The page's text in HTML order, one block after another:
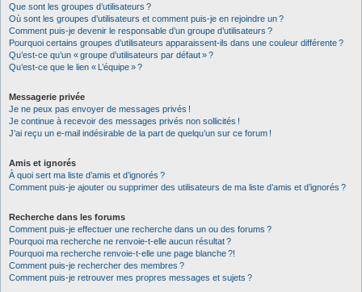
Que sont les groupes d’utilisateurs ?
Où sont les groupes d’utilisateurs et comment puis-je en rejoindre un ?
Comment puis-je devenir le responsable d’un groupe d’utilisateurs ?
Pourquoi certains groupes d’utilisateurs apparaissent-ils dans une couleur différente ?
Qu’est-ce qu’un « groupe d’utilisateurs par défaut » ?
Qu’est-ce que le lien « L’équipe » ?
Messagerie privée
Je ne peux pas envoyer de messages privés !
Je continue à recevoir des messages privés non sollicités !
J’ai reçu un e-mail indésirable de la part de quelqu’un sur ce forum !
Amis et ignorés
À quoi sert ma liste d’amis et d’ignorés ?
Comment puis-je ajouter ou supprimer des utilisateurs de ma liste d’amis et d’ignorés ?
Recherche dans les forums
Comment puis-je effectuer une recherche dans un ou des forums ?
Pourquoi ma recherche ne renvoie-t-elle aucun résultat ?
Pourquoi ma recherche renvoie-t-elle une page blanche ?!
Comment puis-je rechercher des membres ?
Comment puis-je retrouver mes propres messages et sujets ?